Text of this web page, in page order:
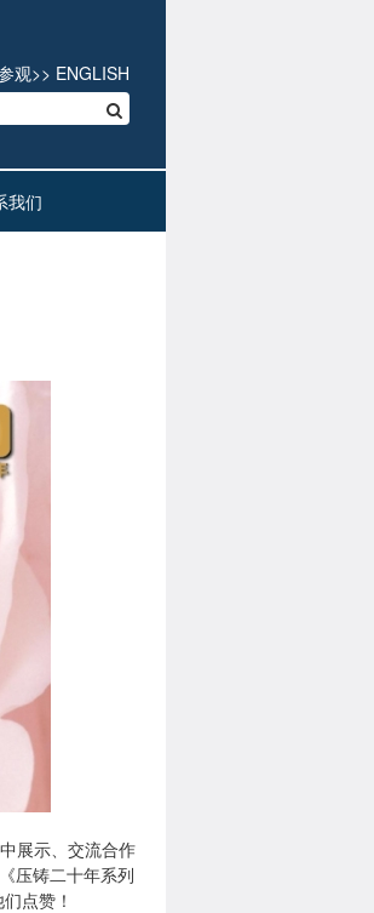
观>> ENGLISH
我们
展示、交流合作
压铸二十年系列
点赞！